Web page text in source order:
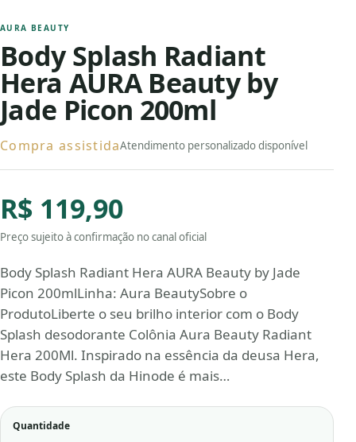
AURA BEAUTY
Body Splash Radiant
Hera AURA Beauty by
Jade Picon 200ml
Compra assistidaAtendimento personalizado disponível
R$ 119,90
Preço sujeito à confirmação no canal oficial
Body Splash Radiant Hera AURA Beauty by Jade
Picon 200mlLinha: Aura BeautySobre o
ProdutoLiberte o seu brilho interior com o Body
Splash desodorante Colônia Aura Beauty Radiant
Hera 200Ml. Inspirado na essência da deusa Hera,
este Body Splash da Hinode é mais…
Quantidade